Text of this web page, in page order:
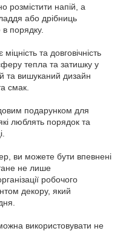
розмістити напій, а
або дрібниць
порядку.
та довговічність
тепла та затишку у
та вишуканий дизайн
смак.
подарунком для
люблять порядок та
ви можете бути впевнені
не лише
робочого
декору, який
використовувати не